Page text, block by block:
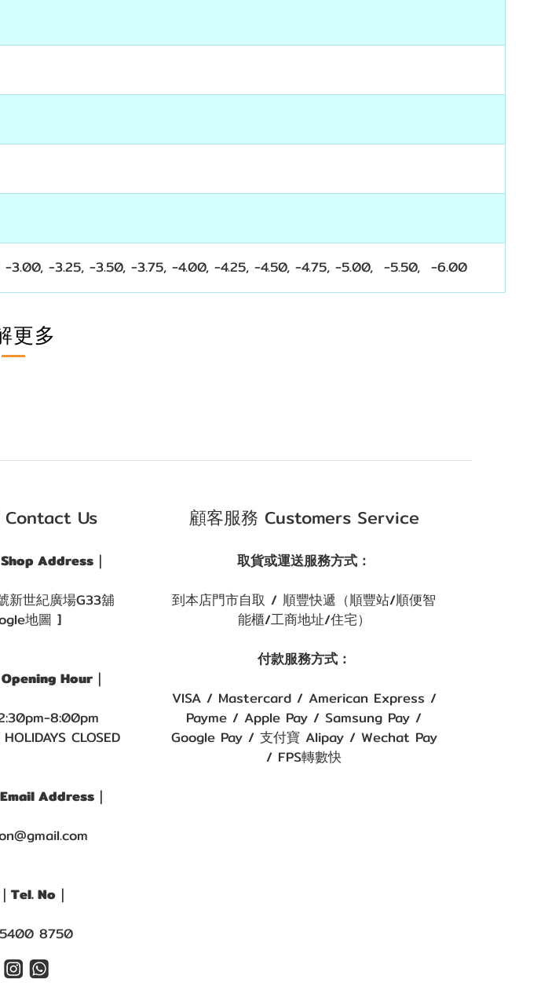
3.00, -3.25, -3.50, -3.75, -4.00, -4.25, -4.50, -4.75, -5.00, -5.50, -6.00
更多
Contact Us
Shop Address｜
新世紀廣場G33舖
地圖 ]
Opening Hour｜
8:00pm
CLOSED
Address｜
Tel. No｜
8750
顧客服務 Customers Service
取貨或運送服務方式：
到本店門市自取 / 順豐快遞（順豐站/順便智
能櫃/工商地址/住宅）
付款服務方式：
VISA / Mastercard / American Express /
Payme / Apple Pay / Samsung Pay /
Google Pay / 支付寶 Alipay / Wechat Pay
/ FPS轉數快